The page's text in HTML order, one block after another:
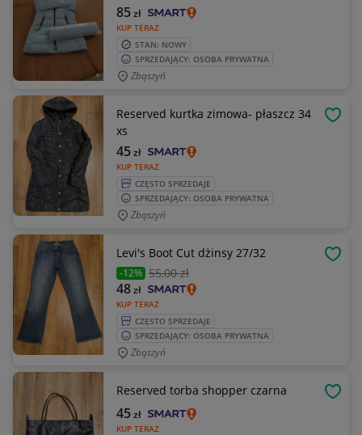
KUP TERAZ
85zł
STAN: NOWY
SPRZEDAJĄCY: OSOBA PRYWATNA
Zbąszyń
Reserved kurtka zimowa- płaszcz 34
xs
KUP TERAZ
45zł
CZĘSTO SPRZEDAJE
SPRZEDAJĄCY: OSOBA PRYWATNA
Zbąszyń
Levi's Boot Cut dżinsy 27/32
-12% 55,00 zł
KUP TERAZ
48zł
CZĘSTO SPRZEDAJE
SPRZEDAJĄCY: OSOBA PRYWATNA
Zbąszyń
Reserved torba shopper czarna
KUP TERAZ
45zł